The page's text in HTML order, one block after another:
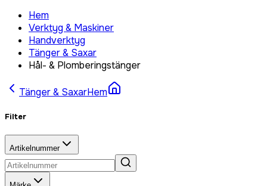
Hem
Verktyg & Maskiner
Handverktyg
Tänger & Saxar
Hål- & Plomberingstänger
Tänger & SaxarHem
Filter
Artikelnummer